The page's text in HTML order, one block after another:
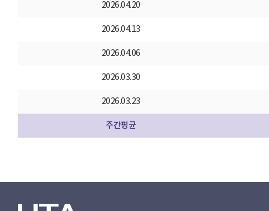
2026.04.20
2026.04.13
2026.04.06
2026.03.30
2026.03.23
주간평균